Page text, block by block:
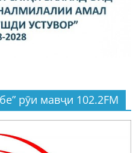
рӯи мавҷи 102.2FM